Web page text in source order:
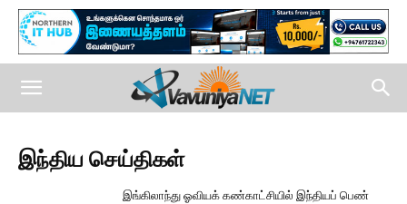
இந்திய செய்திகள்
இங்கிலாந்து ஓவியக் கண்காட்சியில் இந்தியப் பெண்